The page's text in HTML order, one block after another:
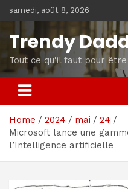
to
content
samedi, août 8, 2026
Trendy
Tout ce qu'il faut pour
Home 2024 mai
24
Microsoft lance une
l’Intelligence artificielle